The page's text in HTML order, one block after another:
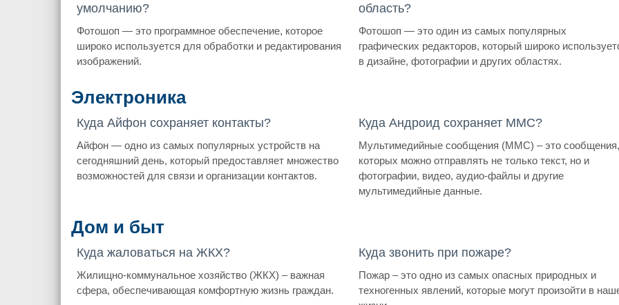
умолчанию?
Фотошоп — это программное обеспечение, которое
широко используется для обработки и редактирования
изображений.
область?
Фотошоп — это один из самых популярных
графических редакторов, который широко
в дизайне, фотографии и других областях.
Электроника
Куда Айфон сохраняет контакты?
Айфон — одно из самых популярных устройств на
сегодняшний день, который предоставляет множество
возможностей для связи и организации контактов.
Куда Андроид сохраняет ММС?
Мультимедийные сообщения (ММС) – это
которых можно отправлять не только текст, но и
фотографии, видео, аудио-файлы и другие
мультимедийные данные.
Дом и быт
Куда жаловаться на ЖКХ?
Жилищно-коммунальное хозяйство (ЖКХ) – важная
сфера, обеспечивающая комфортную жизнь граждан.
Куда звонить при пожаре?
Пожар – это одно из самых опасных природных и
техногенных явлений, которые могут произойти в